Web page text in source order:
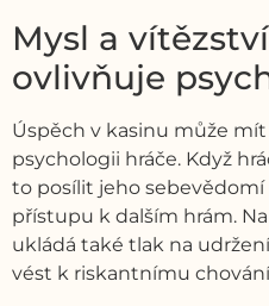
Mysl a
ovlivňuje
Úspěch v kasinu může
psychologii hráče. Když
to posílit jeho
přístupu k dalším hrám.
ukládá také tlak na
vést k riskantnímu